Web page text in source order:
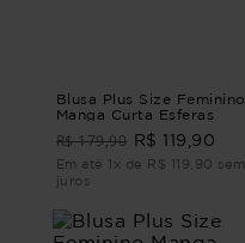
Blusa Plus Size Feminino
Manga Curta Esferas
R$ 179,90 R$ 119,90
Em até 1x de R$ 119,90 sem
juros